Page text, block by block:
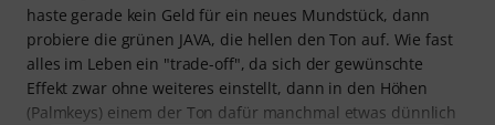
haste gerade kein Geld für ein neues Mundstück, dann
probiere die grünen JAVA, die hellen den Ton auf. Wie fast
alles im Leben ein "trade-off", da sich der gewünschte
Effekt zwar ohne weiteres einstellt, dann in den Höhen
(Palmkeys) einem der Ton dafür manchmal etwas dünnlich